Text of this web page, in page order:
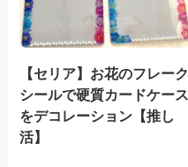
【セリア】お花のフレーク
シールで硬質カードケース
をデコレーション【推し
活】